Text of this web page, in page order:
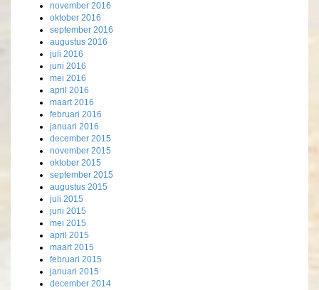
november 2016
oktober 2016
september 2016
augustus 2016
juli 2016
juni 2016
mei 2016
april 2016
maart 2016
februari 2016
januari 2016
december 2015
november 2015
oktober 2015
september 2015
augustus 2015
juli 2015
juni 2015
mei 2015
april 2015
maart 2015
februari 2015
januari 2015
december 2014